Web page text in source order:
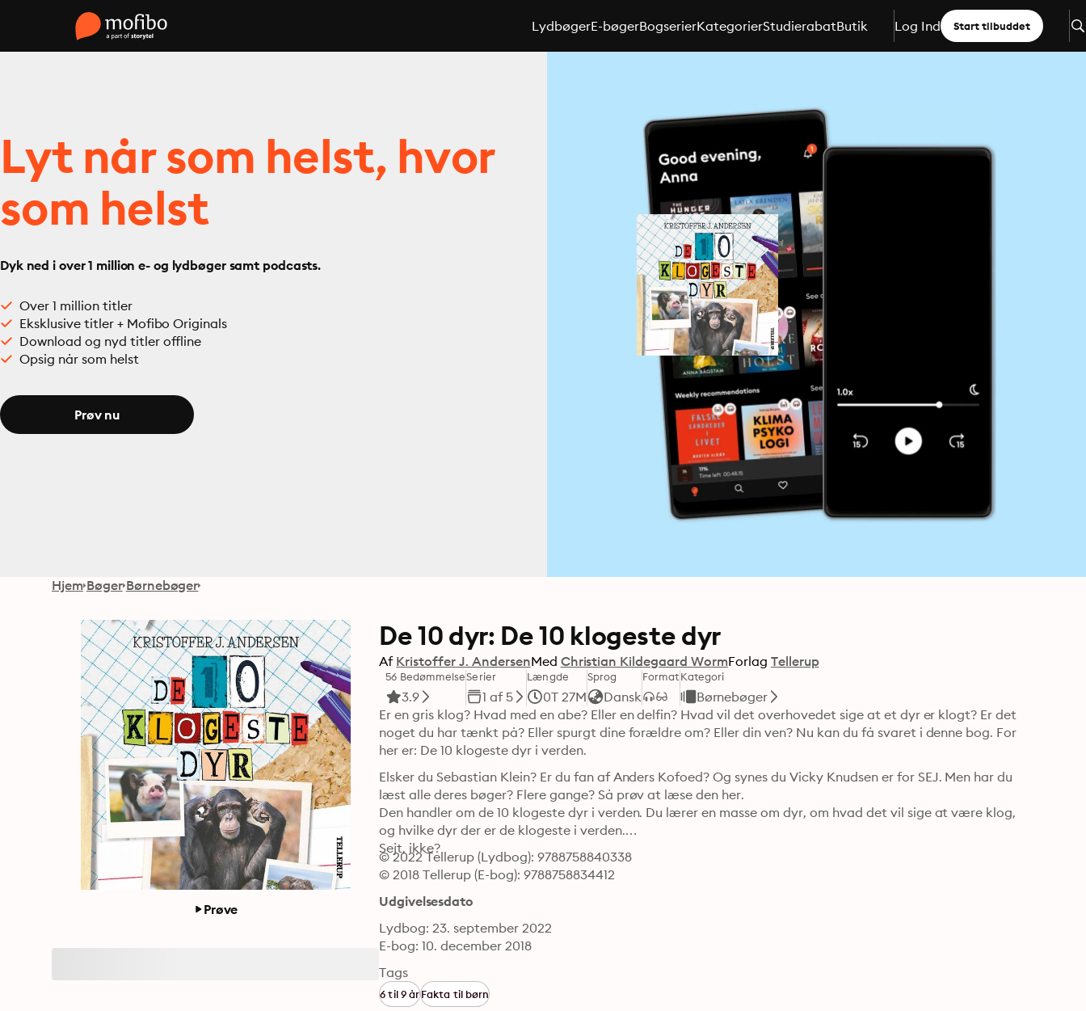
LydbøgerE-bøgerBogserierKategorierStudierabatButik Log Ind Start tilbuddet
Lyt når som helst, hvor
som helst
Dyk ned i over 1 million e- og lydbøger samt podcasts.
Over 1 million titler
Eksklusive titler + Mofibo Originals
Download og nyd titler offline
Opsig når som helst
Prøv nu
Hjem Bøger Børnebøger
Prøve
De 10 dyr: De 10 klogeste dyr
Af Kristoffer J. AndersenMed Christian Kildegaard WormForlag Tellerup
56 Bedømmelse
3.9
Serier
1 af 5
Længde
0T 27M
Sprog
Dansk
FormatKategori
Børnebøger
Er en gris klog? Hvad med en abe? Eller en delfin? Hvad vil det overhovedet sige at et dyr er klogt? Er det
noget du har tænkt på? Eller spurgt dine forældre om? Eller din ven? Nu kan du få svaret i denne bog. For
her er: De 10 klogeste dyr i verden.
Elsker du Sebastian Klein? Er du fan af Anders Kofoed? Og synes du Vicky Knudsen er for SEJ. Men har du
læst alle deres bøger? Flere gange? Så prøv at læse den her.
Den handler om de 10 klogeste dyr i verden. Du lærer en masse om dyr, om hvad det vil sige at være klog,
og hvilke dyr der er de klogeste i verden.
Sejt, ikke?
© 2022 Tellerup (Lydbog): 9788758840338
© 2018 Tellerup (E-bog): 9788758834412
Udgivelsesdato
Lydbog: 23. september 2022
E-bog: 10. december 2018
Tags
6 til 9 årFakta til børn